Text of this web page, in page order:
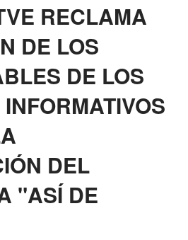
RECLAMA
DE LOS
DE LOS
DEL
"ASÍ DE